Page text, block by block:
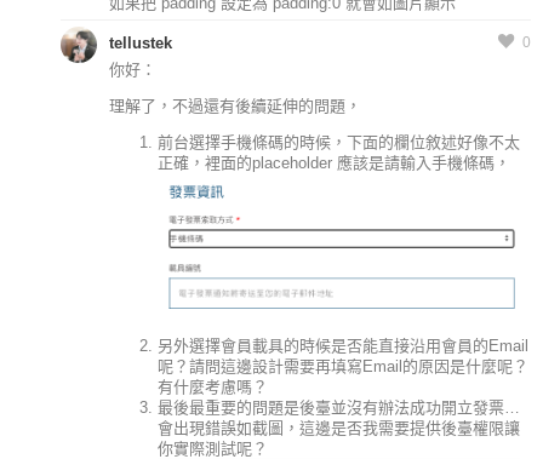
0
tellustek
你好：
理解了，不過還有後續延伸的問題，
前台選擇手機條碼的時候，下面的欄位敘述好像不太
正確，裡面的placeholder 應該是請輸入手機條碼，
另外選擇會員載具的時候是否能直接沿用會員的Email
呢？請問這邊設計需要再填寫Email的原因是什麼呢？
有什麼考慮嗎？
最後最重要的問題是後臺並沒有辦法成功開立發票…
會出現錯誤如截圖，這邊是否我需要提供後臺權限讓
你實際測試呢？